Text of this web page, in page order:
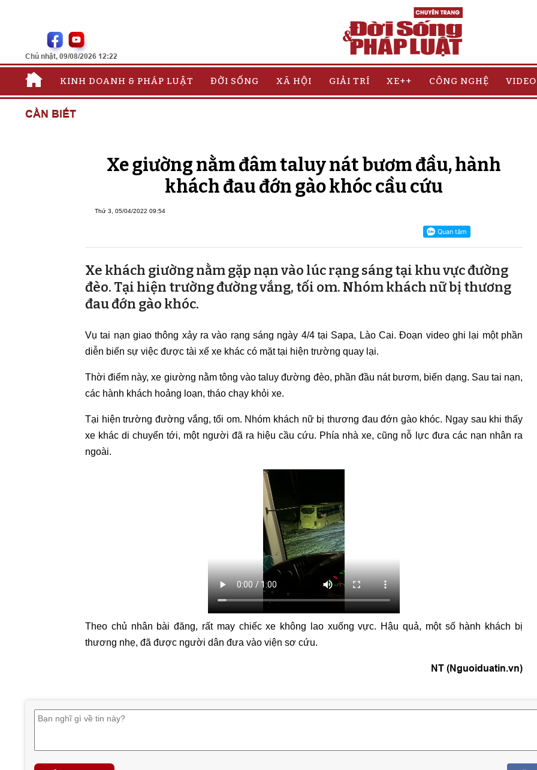
Chủ nhật, 09/08/2026 12:22
KINH DOANH & PHÁP LUẬT ĐỜI SỐNG XÃ HỘI GIẢI TRÍ XE++ CÔNG NGHỆ VIDEO
CẦN BIẾT
Xe giường nằm đâm taluy nát bươm đầu, hành
khách đau đớn gào khóc cầu cứu
Thứ 3, 05/04/2022 09:54
Xe khách giường nằm gặp nạn vào lúc rạng sáng tại khu vực đường
đèo. Tại hiện trường đường vắng, tối om. Nhóm khách nữ bị thương
đau đớn gào khóc.
Vụ tai nạn giao thông xảy ra vào rạng sáng ngày 4/4 tại Sapa, Lào Cai. Đoạn video ghi lại một phần
diễn biến sự việc được tài xế xe khác có mặt tại hiện trường quay lại.
Thời điểm này, xe giường nằm tông vào taluy đường đèo, phần đầu nát bươm, biến dạng. Sau tai nạn,
các hành khách hoảng loạn, tháo chạy khỏi xe.
Tại hiện trường đường vắng, tối om. Nhóm khách nữ bị thương đau đớn gào khóc. Ngay sau khi thấy
xe khác di chuyển tới, một người đã ra hiệu cầu cứu. Phía nhà xe, cũng nỗ lực đưa các nạn nhân ra
ngoài.
Theo chủ nhân bài đăng, rất may chiếc xe không lao xuống vực. Hậu quả, một số hành khách bị
thương nhẹ, đã được người dân đưa vào viện sơ cứu.
NT (Nguoiduatin.vn)